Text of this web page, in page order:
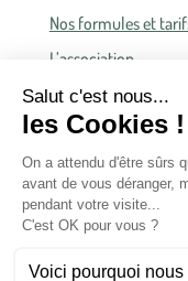
Nos formules et
L’association
Politique de
Conditions générales
Conditions